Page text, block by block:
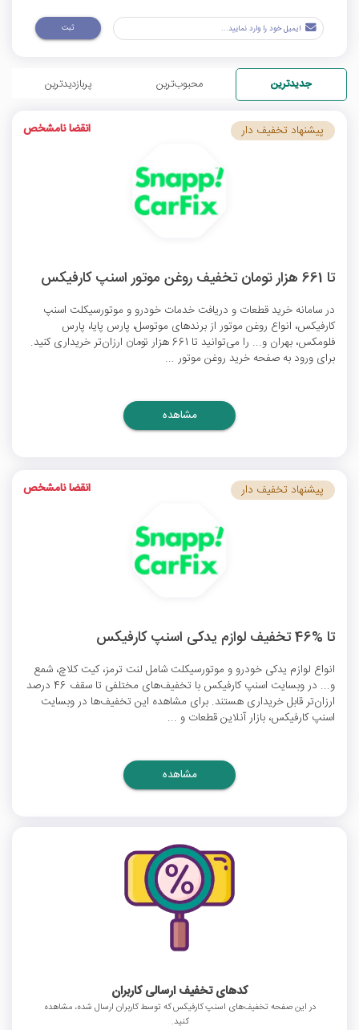
ثبت
جدیدترین محبوب‌ترین پربازدیدترین
تا 661 هزار تومان تخفیف روغن موتور اسنپ کارفیکس
در سامانه خرید قطعات و دریافت خدمات خودرو و موتورسیکلت اسنپ
کارفیکس، انواع روغن موتور از برندهای موتوسل، پارس پایا، پارس
فلومکس، بهران و... را می‌توانید تا 661 هزار تومان ارزان‌تر خریداری کنید.
برای ورود به صفحه خرید روغن موتور ...
پیشنهاد تخفیف دار انقضا نامشخص
مشاهده
تا %46 تخفیف لوازم یدکی اسنپ کارفیکس
انواع لوازم یدکی خودرو و موتورسیکلت شامل لنت ترمز، کیت کلاچ، شمع
و... در وبسایت اسنپ کارفیکس با تخفیف‌های مختلفی تا سقف 46 درصد
ارزان‌تر قابل خریداری هستند. برای مشاهده این تخفیف‌ها در وبسایت
اسنپ کارفیکس، بازار آنلاین قطعات و ...
پیشنهاد تخفیف دار انقضا نامشخص
مشاهده
کدهای تخفیف ارسالی کاربران
در این صفحه تخفیف‌های اسنپ کارفیکس که توسط کاربران ارسال شده، مشاهده
کنید.